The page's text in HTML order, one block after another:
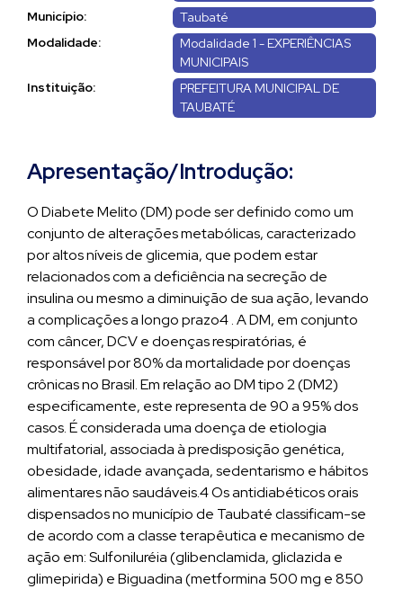
Município:
Taubaté
Modalidade:
Modalidade 1 - EXPERIÊNCIAS
MUNICIPAIS
Instituição:
PREFEITURA MUNICIPAL DE
TAUBATÉ
Apresentação/Introdução:
O Diabete Melito (DM) pode ser definido como um
conjunto de alterações metabólicas, caracterizado
por altos níveis de glicemia, que podem estar
relacionados com a deficiência na secreção de
insulina ou mesmo a diminuição de sua ação, levando
a complicações a longo prazo4 . A DM, em conjunto
com câncer, DCV e doenças respiratórias, é
responsável por 80% da mortalidade por doenças
crônicas no Brasil. Em relação ao DM tipo 2 (DM2)
especificamente, este representa de 90 a 95% dos
casos. É considerada uma doença de etiologia
multifatorial, associada à predisposição genética,
obesidade, idade avançada, sedentarismo e hábitos
alimentares não saudáveis.4 Os antidiabéticos orais
dispensados no município de Taubaté classificam-se
de acordo com a classe terapêutica e mecanismo de
ação em: Sulfoniluréia (glibenclamida, gliclazida e
glimepirida) e Biguadina (metformina 500 mg e 850